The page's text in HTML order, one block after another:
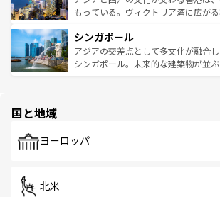
が旅行者を迎えてくれるので、きっ
参照してほしい。
いビーチでリゾート気分を楽しむこ
激する。気候は一年中温暖で、どの季
が待っている。親しみやすいタイの
た文化、そして多様な観光資源が、
もっている。ヴィクトリア湾に広が
み、どこを訪れても感動するはず。観
ており、効率よく見どころを回れる
うな絶景から文化的な体験まで、香
シンガポール
アジアの交差点として多文化が融合
シンガポール。未来的な建築物が並
で、ホーカーズは地元の風情を楽しめ
国と地域
ヨーロッパ
北米